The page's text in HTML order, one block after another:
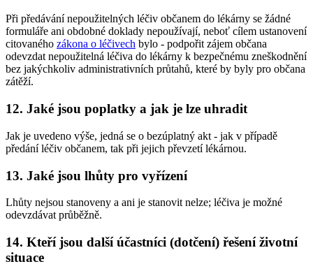
Při předávání nepoužitelných léčiv občanem do lékárny se žádné
formuláře ani obdobné doklady nepoužívají, neboť cílem ustanovení
citovaného zákona o léčivech bylo - podpořit zájem občana
odevzdat nepoužitelná léčiva do lékárny k bezpečnému zneškodnění
bez jakýchkoliv administrativních průtahů, které by byly pro občana
zátěží.
12. Jaké jsou poplatky a jak je lze uhradit
Jak je uvedeno výše, jedná se o bezúplatný akt - jak v případě
předání léčiv občanem, tak při jejich převzetí lékárnou.
13. Jaké jsou lhůty pro vyřízení
Lhůty nejsou stanoveny a ani je stanovit nelze; léčiva je možné
odevzdávat průběžně.
14. Kteří jsou další účastníci (dotčení) řešení životní
situace